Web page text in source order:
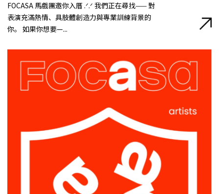
FOCASA 馬戲團邀你入厝 .ᐟ.ᐟ 我們正在尋找—— 對
表演充滿熱情、具肢體創造力與專業訓練背景的
你。 如果你想要—...